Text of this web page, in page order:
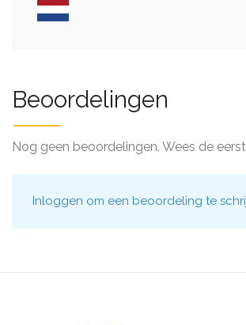
Beoordelingen
Nog geen beoordelingen. Wees de
Inloggen om een beoordeling te